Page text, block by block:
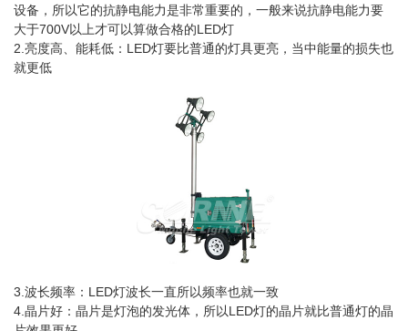
设备，所以它的抗静电能力是非常重要的，一般来说抗静电能力要
大于700V以上才可以算做合格的LED灯
2.亮度高、能耗低：LED灯要比普通的灯具更亮，当中能量的损失也
就更低
3.波长频率：LED灯波长一直所以频率也就一致
4.晶片好：晶片是灯泡的发光体，所以LED灯的晶片就比普通灯的晶